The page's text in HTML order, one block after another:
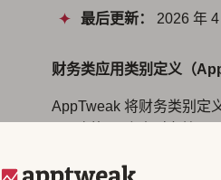
最后更新：
2026 年 4
财务类应用类别定义（
AppTweak 将财务类别定